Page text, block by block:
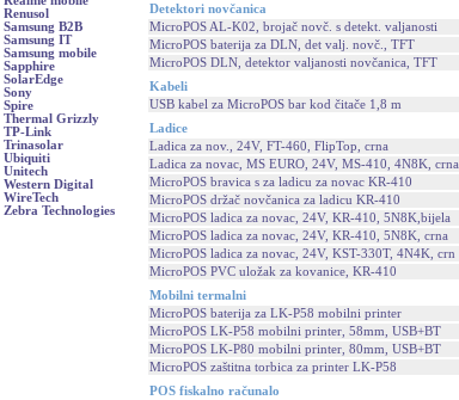
Renusol
Samsung B2B
Samsung IT
Samsung mobile
Sapphire
SolarEdge
Sony
Spire
Thermal Grizzly
TP-Link
Trinasolar
Ubiquiti
Unitech
Western Digital
WireTech
Zebra Technologies
Detektori novčanica
MicroPOS AL-K02, brojač novč. s detekt. valjanosti
MicroPOS baterija za DLN, det valj. novč., TFT
MicroPOS DLN, detektor valjanosti novčanica, TFT
Kabeli
USB kabel za MicroPOS bar kod čitače 1,8 m
Ladice
Ladica za nov., 24V, FT-460, FlipTop, crna
Ladica za novac, MS EURO, 24V, MS-410, 4N8K, crna
MicroPOS bravica s za ladicu za novac KR-410
MicroPOS držač novčanica za ladicu KR-410
MicroPOS ladica za novac, 24V, KR-410, 5N8K,bijela
MicroPOS ladica za novac, 24V, KR-410, 5N8K, crna
MicroPOS ladica za novac, 24V, KST-330T, 4N4K, crn
MicroPOS PVC uložak za kovanice, KR-410
Mobilni termalni
MicroPOS baterija za LK-P58 mobilni printer
MicroPOS LK-P58 mobilni printer, 58mm, USB+BT
MicroPOS LK-P80 mobilni printer, 80mm, USB+BT
MicroPOS zaštitna torbica za printer LK-P58
POS fiskalno računalo